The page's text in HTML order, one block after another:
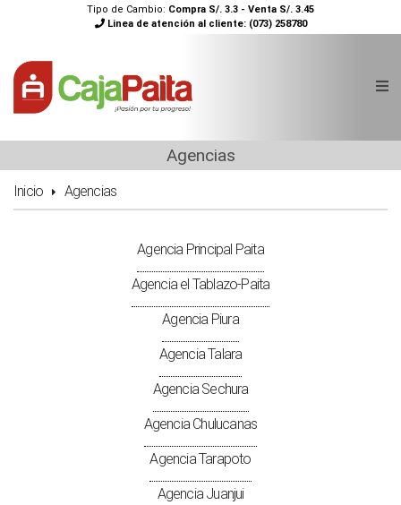
Tipo de Cambio: Compra S/. 3.3 - Venta S/. 3.45
Linea de atención al cliente: (073) 258780
Agencias
Inicio Agencias
Agencia Principal Paita
Agencia el Tablazo-Paita
Agencia Piura
Agencia Talara
Agencia Sechura
Agencia Chulucanas
Agencia Tarapoto
Agencia Juanjui